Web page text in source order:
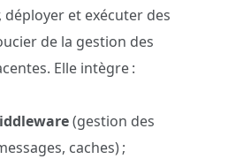
et exécuter des
de la gestion des
Elle intègre :
(gestion des
caches) ;